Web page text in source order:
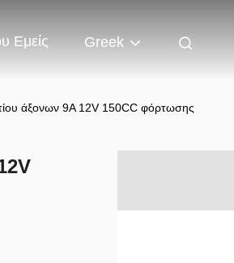
Εμείς Greek
άξονων 9A 12V 150CC φόρτωσης